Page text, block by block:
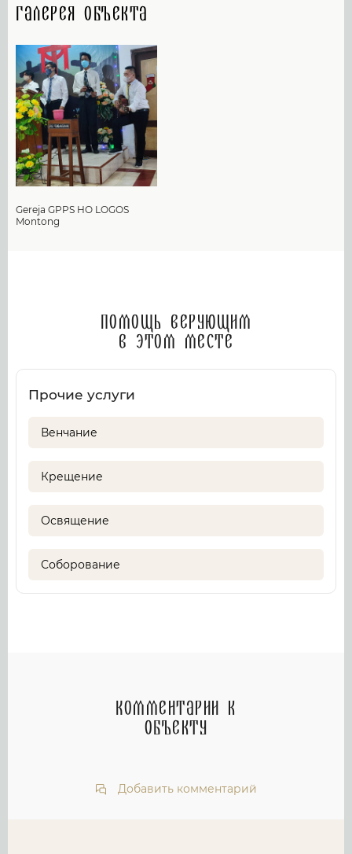
Галерея объекта
Gereja GPPS HO LOGOS
Montong
Помощь верующим
в этом месте
Прочие услуги
Венчание
Крещение
Освящение
Соборование
Комментарии к
объекту
Добавить комментарий